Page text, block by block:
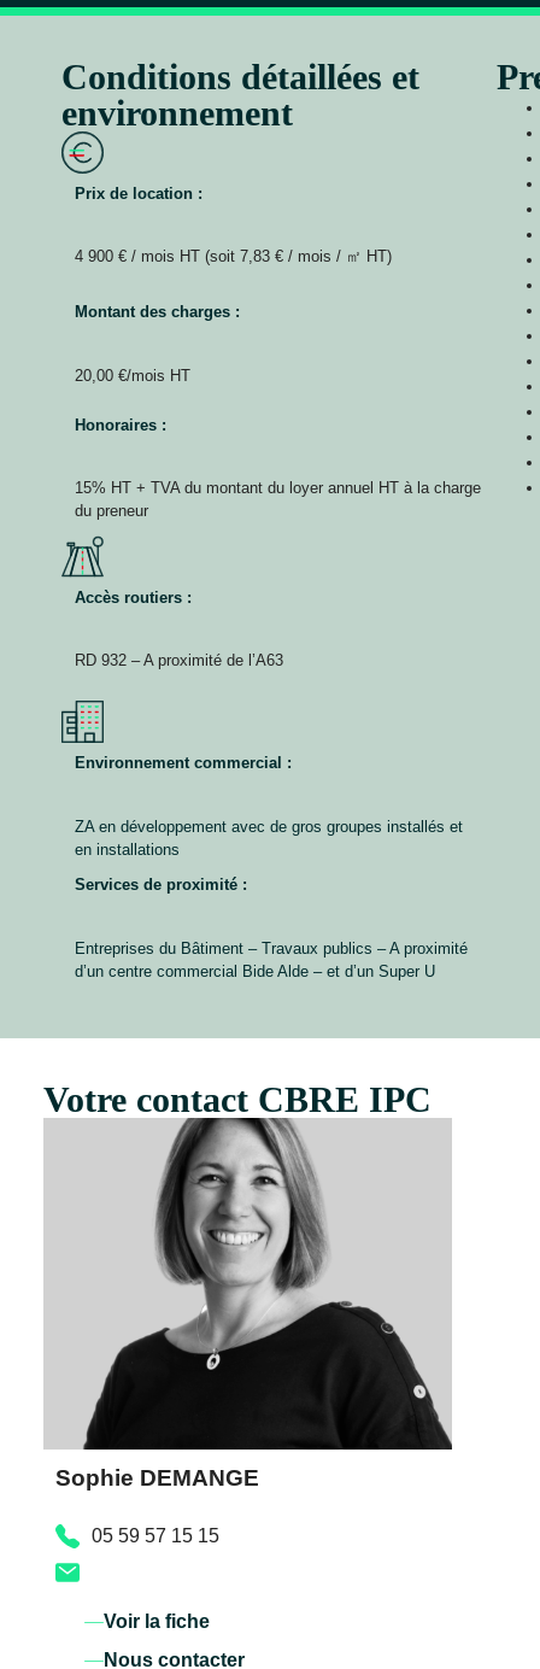
Conditions détaillées et
environnement
Prix de location :
4 900 € / mois HT (soit 7,83 € / mois / ㎡ HT)
Montant des charges :
20,00 €/mois HT
Honoraires :
15% HT + TVA du montant du loyer annuel HT à la charge
du preneur
Accès routiers :
RD 932 – A proximité de l’A63
Environnement commercial :
ZA en développement avec de gros groupes installés et
en installations
Services de proximité :
Entreprises du Bâtiment – Travaux publics – A proximité
d’un centre commercial Bide Alde – et d’un Super U
Votre contact CBRE IPC
Sophie DEMANGE
05 59 57 15 15
Voir la fiche
Nous contacter